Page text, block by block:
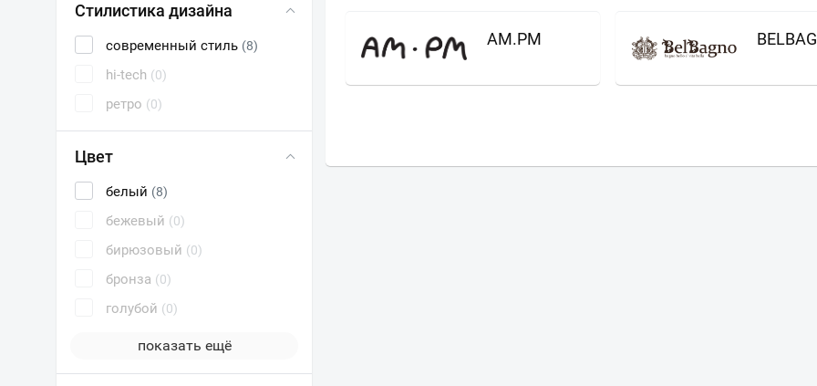
Стилистика дизайна
современный стиль (8)
hi-tech (0)
ретро (0)
Цвет
белый (8)
бежевый (0)
бирюзовый (0)
бронза (0)
голубой (0)
показать ещё
САНТА AM.PM